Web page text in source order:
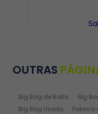
OUTRAS
Big Bag de Rafia Big
Big Bag Usado
Fabrica